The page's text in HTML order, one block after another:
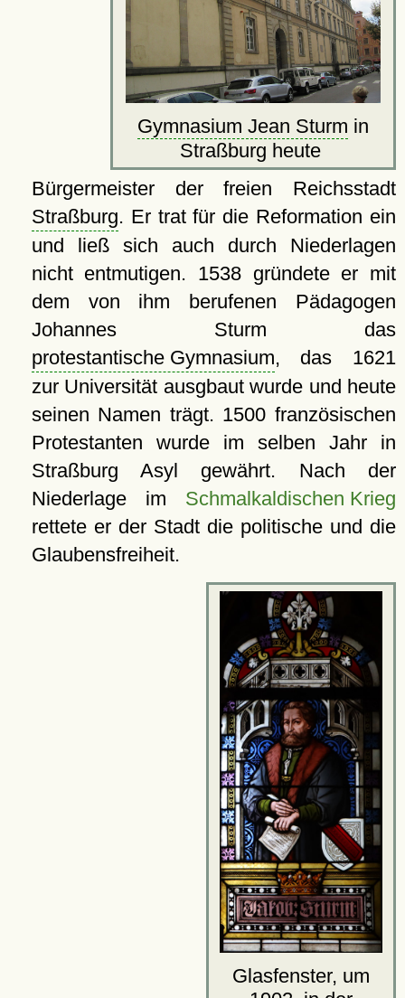
Gymnasium Jean Sturm in
Straßburg heute
Bürgermeister der freien Reichsstadt
Straßburg. Er trat für die Reformation ein
und ließ sich auch durch Niederlagen
nicht entmutigen. 1538 gründete er mit
dem von ihm berufenen Pädagogen
Johannes Sturm das
protestantische Gymnasium, das 1621
zur Universität ausgbaut wurde und heute
seinen Namen trägt. 1500 französischen
Protestanten wurde im selben Jahr in
Straßburg Asyl gewährt. Nach der
Niederlage im Schmalkaldischen Krieg
rettete er der Stadt die politische und die
Glaubensfreiheit.
Glasfenster, um